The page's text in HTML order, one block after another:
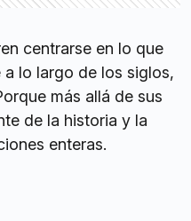
centrarse en lo que
lo largo de los siglos,
más allá de sus
de la historia y la
enteras.